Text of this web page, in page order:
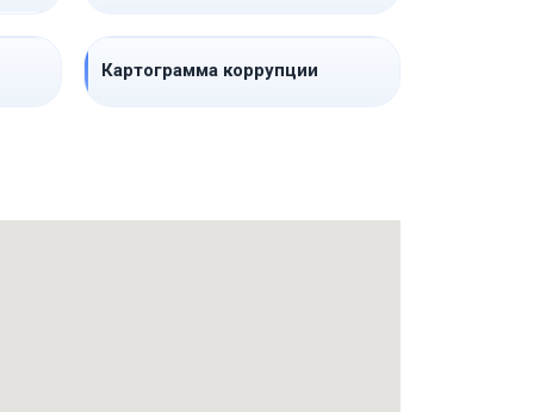
Картограмма коррупции